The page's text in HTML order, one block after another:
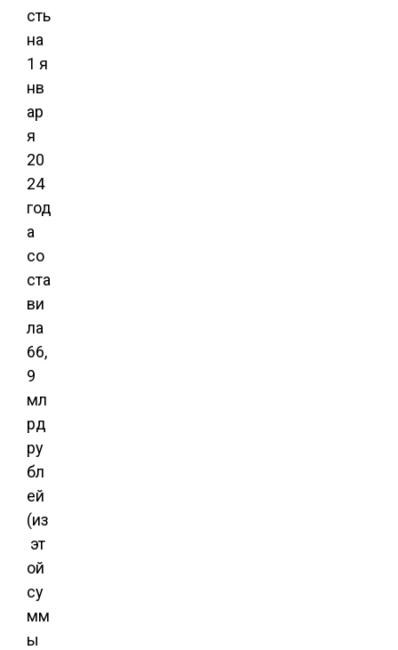
сть
на
1 я
нв
ар
я
20
24
год
а
со
ста
ви
ла
66,
9
мл
рд
ру
бл
ей
(из
эт
ой
су
мм
ы